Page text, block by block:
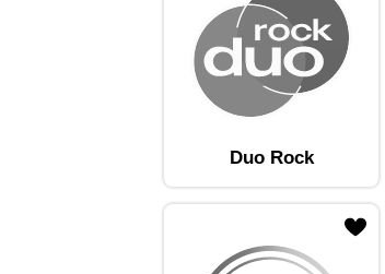
Duo Rock
Lisa raadiojaam lemmikute